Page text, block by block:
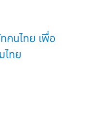
คนไทย เพื่อ
ไทย